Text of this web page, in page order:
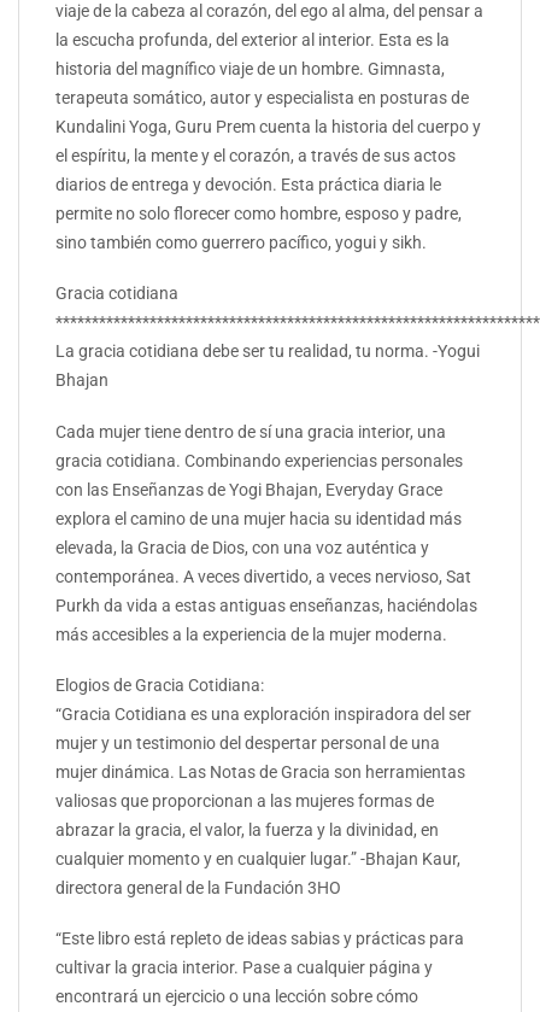
viaje de la cabeza al corazón, del ego al alma, del pensar a
la escucha profunda, del exterior al interior. Esta es la
historia del magnífico viaje de un hombre. Gimnasta,
terapeuta somático, autor y especialista en posturas de
Kundalini Yoga, Guru Prem cuenta la historia del cuerpo y
el espíritu, la mente y el corazón, a través de sus actos
diarios de entrega y devoción. Esta práctica diaria le
permite no solo florecer como hombre, esposo y padre,
sino también como guerrero pacífico, yogui y sikh.
Gracia cotidiana
La gracia cotidiana debe ser tu realidad, tu norma. -Yogui
Bhajan
Cada mujer tiene dentro de sí una gracia interior, una
gracia cotidiana. Combinando experiencias personales
con las Enseñanzas de Yogi Bhajan, Everyday Grace
explora el camino de una mujer hacia su identidad más
elevada, la Gracia de Dios, con una voz auténtica y
contemporánea. A veces divertido, a veces nervioso, Sat
Purkh da vida a estas antiguas enseñanzas, haciéndolas
más accesibles a la experiencia de la mujer moderna.
Elogios de Gracia Cotidiana:
“Gracia Cotidiana es una exploración inspiradora del ser
mujer y un testimonio del despertar personal de una
mujer dinámica. Las Notas de Gracia son herramientas
valiosas que proporcionan a las mujeres formas de
abrazar la gracia, el valor, la fuerza y la divinidad, en
cualquier momento y en cualquier lugar.” -Bhajan Kaur,
directora general de la Fundación 3HO
“Este libro está repleto de ideas sabias y prácticas para
cultivar la gracia interior. Pase a cualquier página y
encontrará un ejercicio o una lección sobre cómo